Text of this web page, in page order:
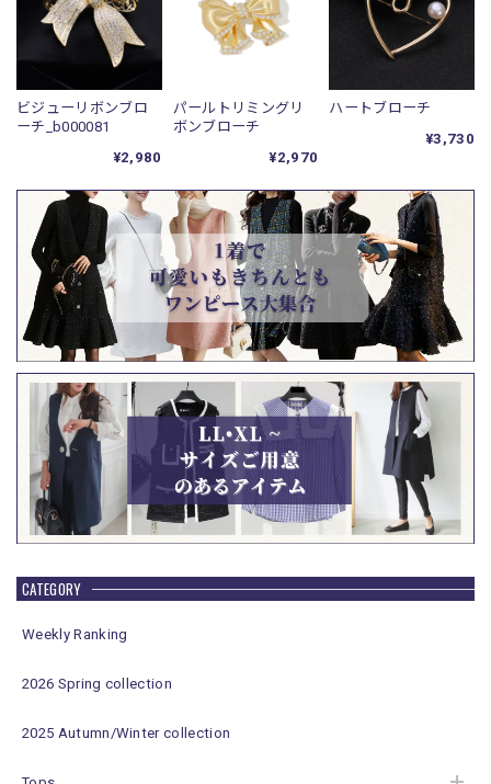
CATEGORY
Weekly Ranking
2026 Spring collection
2025 Autumn/Winter collection
ビジューリボンブロ
ーチ_b000081
¥2,980
パールトリミングリ
ボンブローチ
¥2,970
ハートブローチ
¥3,730